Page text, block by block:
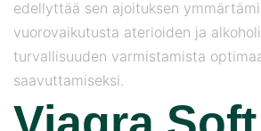
edellyttää sen ajoituksen
vuorovaikutusta aterioiden ja
turvallisuuden varmistamista
saavuttamiseksi.